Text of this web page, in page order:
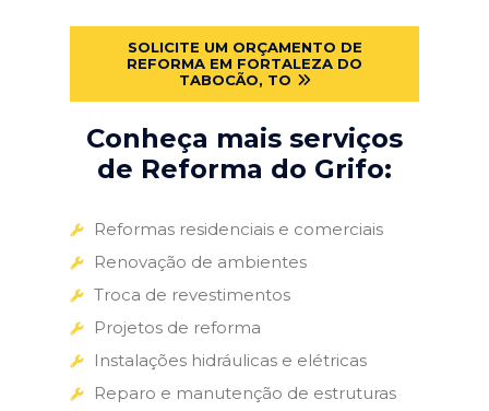
SOLICITE UM ORÇAMENTO DE
REFORMA EM FORTALEZA DO
TABOCÃO, TO
Conheça mais serviços
de Reforma do Grifo:
Reformas residenciais e comerciais
Renovação de ambientes
Troca de revestimentos
Projetos de reforma
Instalações hidráulicas e elétricas
Reparo e manutenção de estruturas